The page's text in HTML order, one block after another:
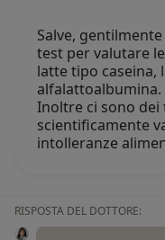
Salve,
test per valutare
latte tipo caseina,
alfalattoalbumina.
Inoltre ci sono dei
scientificamente
intolleranze
RISPOSTA DEL DOTTORE: